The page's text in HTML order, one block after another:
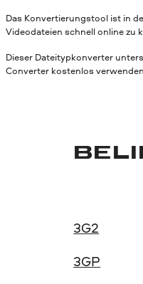
Das Konvertierungstool ist in
Videodateien schnell online zu
Dieser Dateitypkonverter
Converter kostenlos
3G2
3GP